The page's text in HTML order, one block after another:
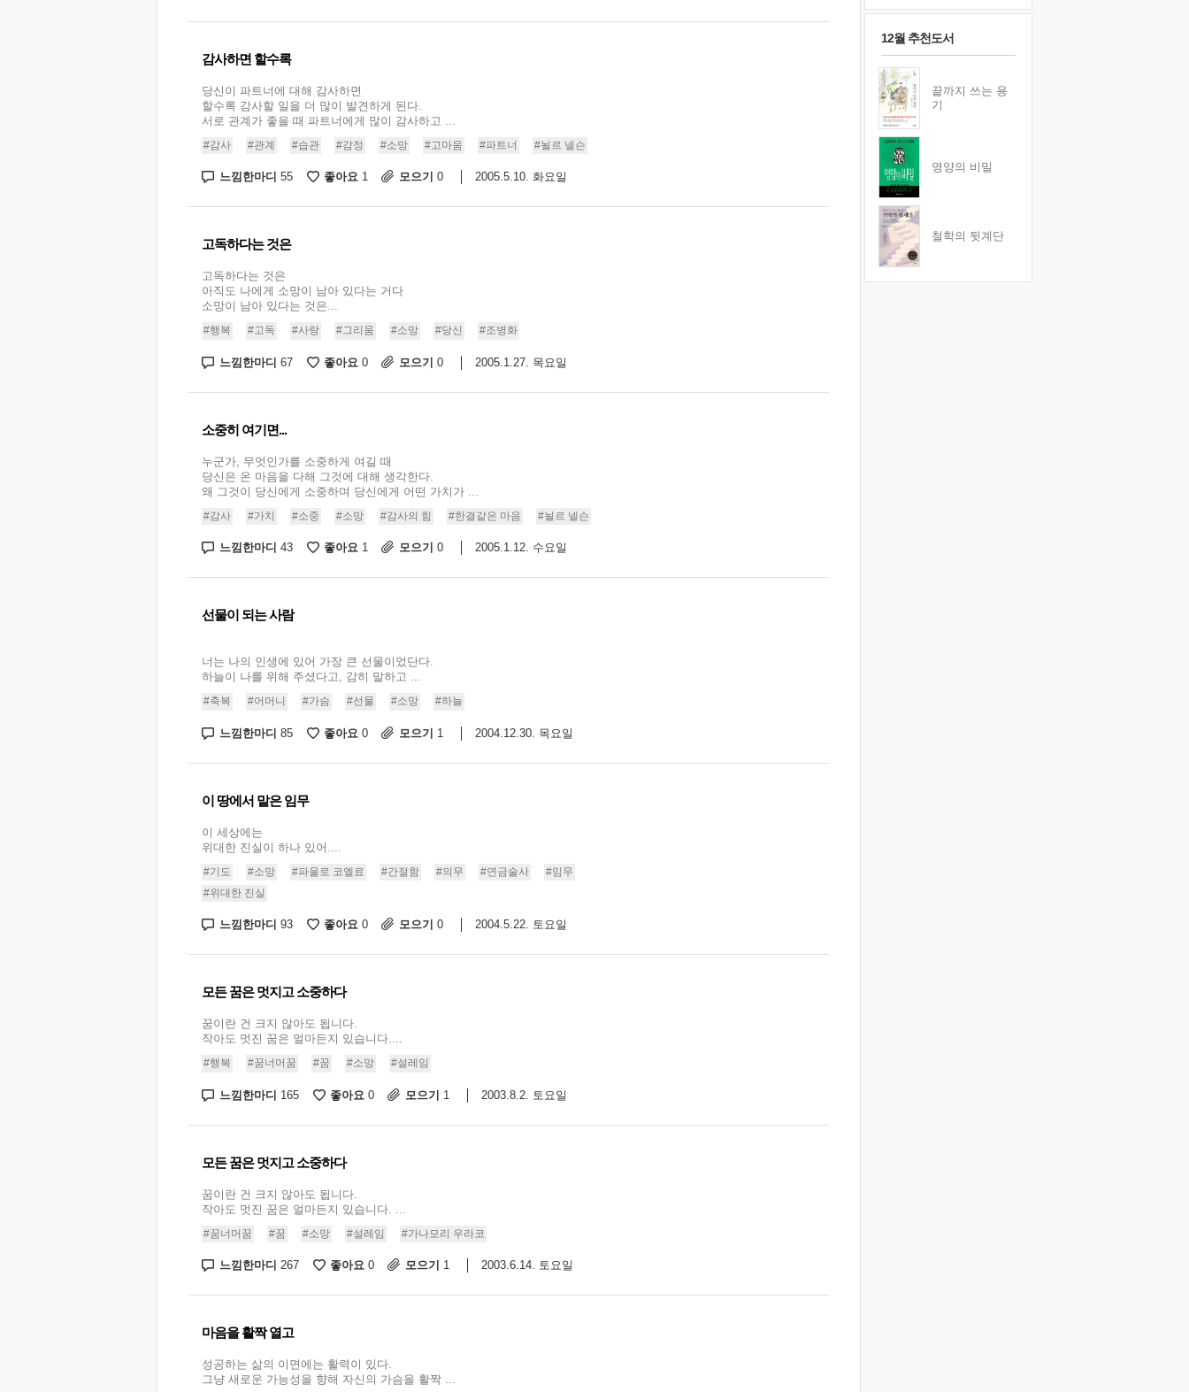
감사하면 할수록
당신이 파트너에 대해 감사하면
할수록 감사할 일을 더 많이 발견하게 된다.
서로 관계가 좋을 때 파트너에게 많이 감사하고 ...
#감사 #관계 #습관 #감정 #소망 #고마움 #파트너 #뇔르 넬슨
느낌한마디 55 좋아요 1 모으기 0 2005.5.10. 화요일
고독하다는 것은
고독하다는 것은
아직도 나에게 소망이 남아 있다는 거다
소망이 남아 있다는 것은...
#행복 #고독 #사랑 #그리움 #소망 #당신 #조병화
느낌한마디 67 좋아요 0 모으기 0 2005.1.27. 목요일
소중히 여기면...
누군가, 무엇인가를 소중하게 여길 때
당신은 온 마음을 다해 그것에 대해 생각한다.
왜 그것이 당신에게 소중하며 당신에게 어떤 가치가 ...
#감사 #가치 #소중 #소망 #감사의 힘 #한결같은 마음 #뇔르 넬슨
느낌한마디 43 좋아요 1 모으기 0 2005.1.12. 수요일
선물이 되는 사람
너는 나의 인생에 있어 가장 큰 선물이었단다.
하늘이 나를 위해 주셨다고, 감히 말하고 ...
#축복 #어머니 #가슴 #선물 #소망 #하늘
느낌한마디 85 좋아요 0 모으기 1 2004.12.30. 목요일
이 땅에서 맡은 임무
이 세상에는
위대한 진실이 하나 있어....
#기도 #소망 #파울로 코엘료 #간절함 #의무 #연금술사
#임무
#위대한 진실
느낌한마디 93 좋아요 0 모으기 0 2004.5.22. 토요일
모든 꿈은 멋지고 소중하다
꿈이란 건 크지 않아도 됩니다.
작아도 멋진 꿈은 얼마든지 있습니다....
#행복 #꿈너머꿈 #꿈 #소망 #설레임
느낌한마디 165 좋아요 0 모으기 1 2003.8.2. 토요일
모든 꿈은 멋지고 소중하다
꿈이란 건 크지 않아도 됩니다.
작아도 멋진 꿈은 얼마든지 있습니다. ...
#꿈너머꿈 #꿈 #소망 #설레임 #가나모리 우라코
느낌한마디 267 좋아요 0 모으기 1 2003.6.14. 토요일
마음을 활짝 열고
성공하는 삶의 이면에는 활력이 있다.
그냥 새로운 가능성을 향해 자신의 가슴을 활짝 ...
12월 추천도서
끝까지 쓰는 용
기
영양의 비밀
철학의 뒷계단